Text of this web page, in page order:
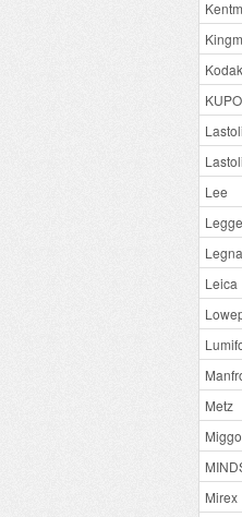
Kodak
KUPO
Lee
Legna
Leica
Metz
Miggo
Mirex